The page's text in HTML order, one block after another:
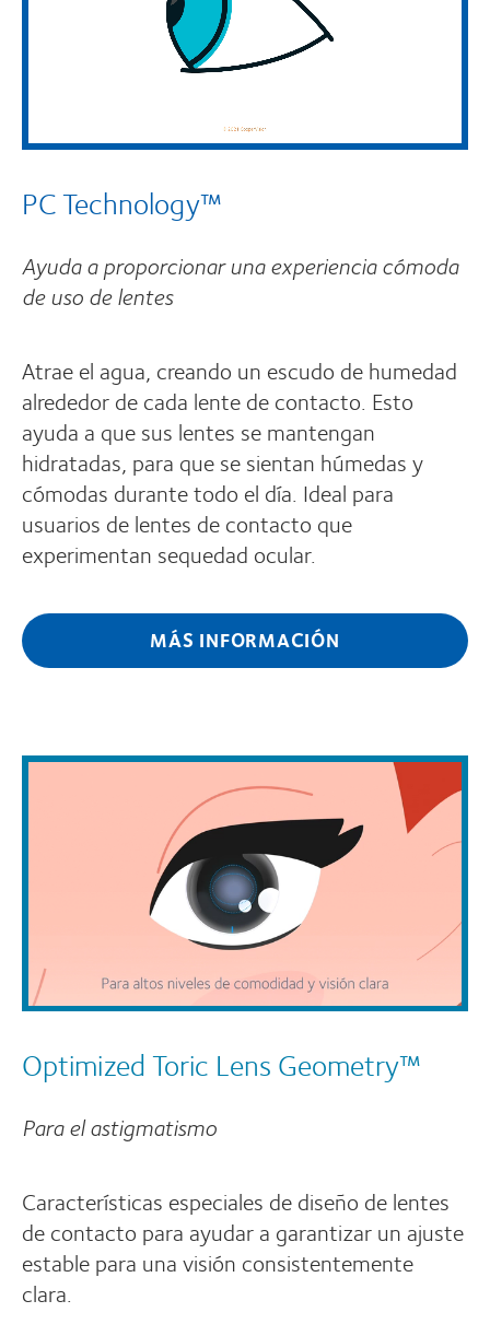
PC Technology™
Ayuda a proporcionar una experiencia cómoda
de uso de lentes
Atrae el agua, creando un escudo de humedad
alrededor de cada lente de contacto. Esto
ayuda a que sus lentes se mantengan
hidratadas, para que se sientan húmedas y
cómodas durante todo el día. Ideal para
usuarios de lentes de contacto que
experimentan sequedad ocular.
MÁS INFORMACIÓN
Optimized Toric Lens Geometry™
Para el astigmatismo
Características especiales de diseño de lentes
de contacto para ayudar a garantizar un ajuste
estable para una visión consistentemente
clara.